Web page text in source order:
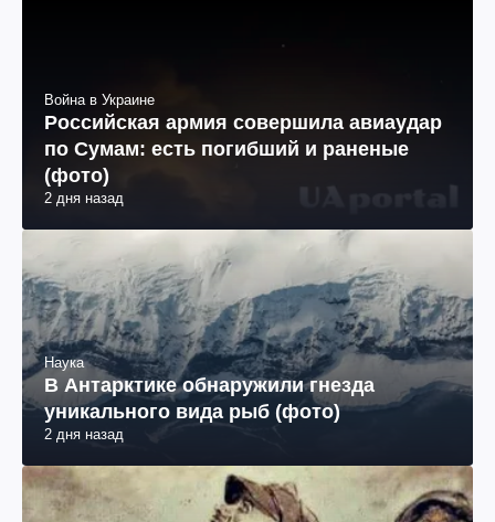
Война в Украине
Российская армия совершила авиаудар
по Сумам: есть погибший и раненые
(фото)
2 дня назад
Наука
В Антарктике обнаружили гнезда
уникального вида рыб (фото)
2 дня назад